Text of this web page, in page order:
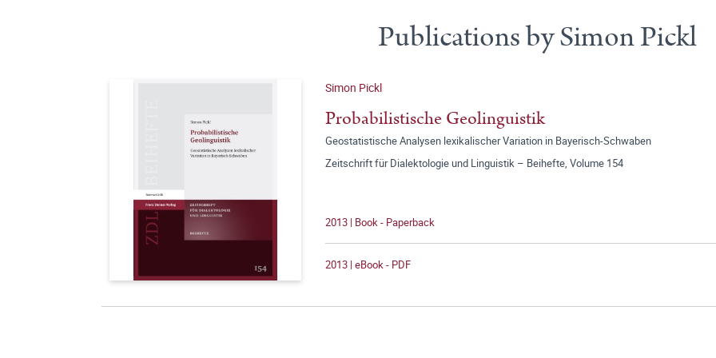
Publications by Simon Pickl
Simon Pickl
Probabilistische Geolinguistik
Geostatistische Analysen lexikalischer Variation in Bayerisch-Schwaben
Zeitschrift für Dialektologie und Linguistik – Beihefte, Volume 154
2013 | Book - Paperback
2013 | eBook - PDF